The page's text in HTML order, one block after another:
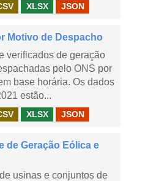
XLSX JSON
Motivo de Despacho
verificados de geração
pelo ONS por
base horária. Os dados
estão...
XLSX JSON
de Geração Eólica e
usinas e conjuntos de